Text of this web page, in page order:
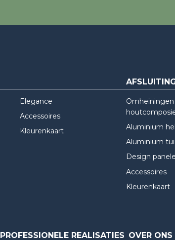
Elegance
Accessoires
Kleurenkaart
Aluminium
Aluminium
Design
Accessoires
Kleurenkaart
PROFESSIONELE REALISATIES OVER ONS